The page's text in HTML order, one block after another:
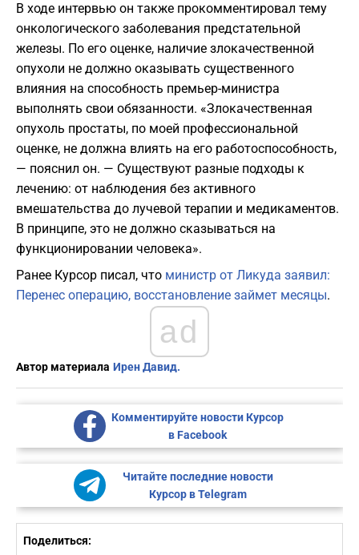
В ходе интервью он также прокомментировал тему
онкологического заболевания предстательной
железы. По его оценке, наличие злокачественной
опухоли не должно оказывать существенного
влияния на способность премьер-министра
выполнять свои обязанности. «Злокачественная
опухоль простаты, по моей профессиональной
оценке, не должна влиять на его работоспособность,
— пояснил он. — Существуют разные подходы к
лечению: от наблюдения без активного
вмешательства до лучевой терапии и медикаментов.
В принципе, это не должно сказываться на
функционировании человека».
Ранее Курсор писал, что министр от Ликуда заявил:
Перенес операцию, восстановление займет месяцы.
ad
Автор материала Ирен Давид.
Комментируйте новости Курсор
в Facebook
Читайте последние новости
Курсор в Telegram
Поделиться: